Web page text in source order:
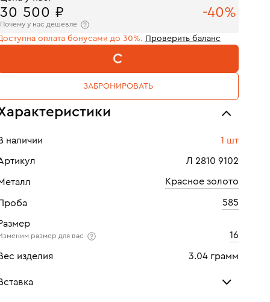
30 500 ₽ -40%
Почему у нас дешевле
оплата бонусами до 30%. Проверить баланс
В КОРЗИНУ
ЗАБРОНИРОВАТЬ
наличии 1 шт
Л 2810 9102
Красное золото
585
размер для вас 16
изделия 3.04 грамм